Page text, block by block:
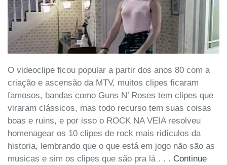
O videoclipe ficou popular a partir dos anos 80 com a
criação e ascensão da MTV, muitos clipes ficaram
famosos, bandas como Guns N’ Roses tem clipes que
viraram clássicos, mas todo recurso tem suas coisas
boas e ruins, e por isso o ROCK NA VEIA resolveu
homenagear os 10 clipes de rock mais ridículos da
historia, lembrando que o que está em jogo não são as
musicas e sim os clipes que são pra lá . . . Continue